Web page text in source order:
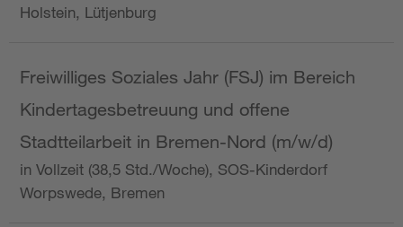
Holstein, Lütjenburg
Freiwilliges Soziales Jahr (FSJ) im Bereich
Kindertagesbetreuung und offene
Stadtteilarbeit in Bremen-Nord (m/w/d)
in Vollzeit (38,5 Std./Woche), SOS-Kinderdorf
Worpswede, Bremen